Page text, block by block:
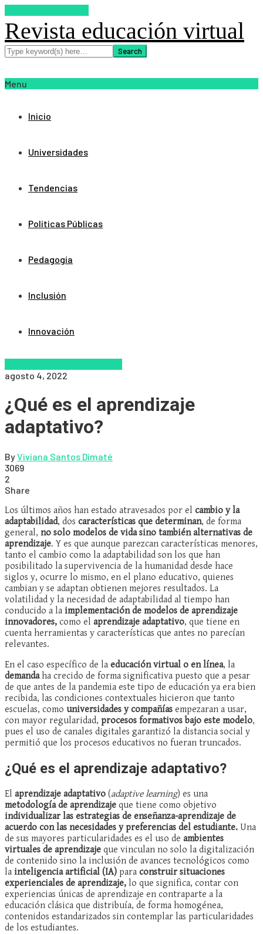
Revista educación virtual
Menu
Inicio
Universidades
Tendencias
Políticas Públicas
Pedagogía
Inclusión
Innovación
agosto 4, 2022
¿Qué es el aprendizaje
adaptativo?
ByViviana Santos Dimaté
3069
2
Share
Los últimos años han estado atravesados por el cambio y la
adaptabilidad, dos características que determinan, de forma
general, no solo modelos de vida sino también alternativas de
aprendizaje. Y es que aunque parezcan características menores,
tanto el cambio como la adaptabilidad son los que han
posibilitado la supervivencia de la humanidad desde hace
siglos y, ocurre lo mismo, en el plano educativo, quienes
cambian y se adaptan obtienen mejores resultados. La
volatilidad y la necesidad de adaptabilidad al tiempo han
conducido a la implementación de modelos de aprendizaje
innovadores, como el aprendizaje adaptativo, que tiene en
cuenta herramientas y características que antes no parecían
relevantes.
En el caso específico de la educación virtual o en línea, la
demandaha crecido de forma significativa puesto que a pesar
de que antes de la pandemia este tipo de educación ya era bien
recibida, las condiciones contextuales hicieron que tanto
escuelas, como universidades y compañías empezaran a usar,
con mayor regularidad, procesos formativos bajo este modelo,
pues el uso de canales digitales garantizó la distancia social y
permitió que los procesos educativos no fueran truncados.
¿Qué es el aprendizaje adaptativo?
El aprendizaje adaptativo (adaptive learning) es una
metodología de aprendizaje que tiene como objetivo
individualizar las estrategias de enseñanza-aprendizaje de
acuerdo con las necesidades y preferencias del estudiante. Una
de sus mayores particularidades es el uso de ambientes
virtuales de aprendizaje que vinculan no solo la digitalización
de contenido sino la inclusión de avances tecnológicos como
la inteligencia artificial (IA) para construir situaciones
experienciales de aprendizaje, lo que significa, contar con
experiencias únicas de aprendizaje en contraparte a la
educación clásica que distribuía, de forma homogénea,
contenidos estandarizados sin contemplar las particularidades
de los estudiantes.